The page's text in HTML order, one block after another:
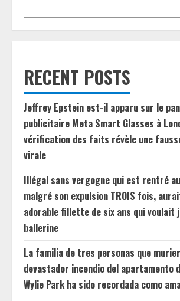
RECENT POSTS
Jeffrey Epstein est-il apparu sur le
publicitaire Meta Smart Glasses à
vérification des faits révèle une
virale
Illégal sans vergogne qui est rentré
malgré son expulsion TROIS fois,
adorable fillette de six ans qui voulait
ballerine
La familia de tres personas que
devastador incendio del apartamento
Wylie Park ha sido recordada como